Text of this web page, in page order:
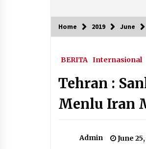
Trending
Houthi
Arab
Setelah
August
Home 2019 June
BERITA Internasional
Tehran :
Menlu Iran
Admin June